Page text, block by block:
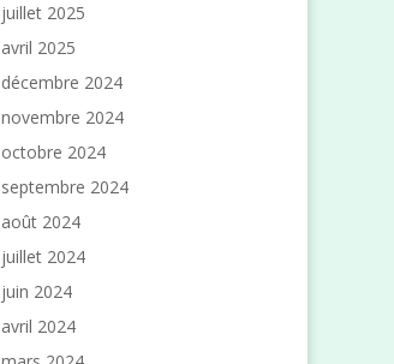
juillet 2025
avril 2025
décembre 2024
novembre 2024
octobre 2024
septembre 2024
août 2024
juillet 2024
juin 2024
avril 2024